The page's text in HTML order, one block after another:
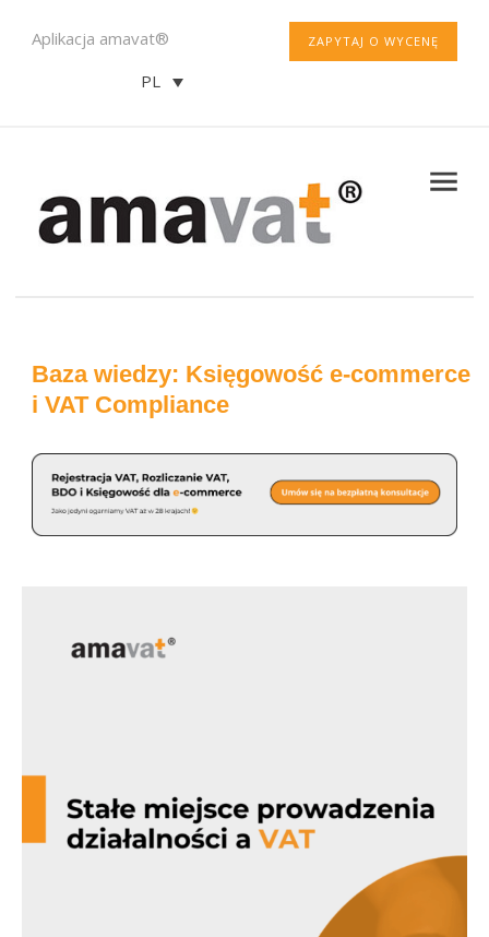
ZAPYTAJ O WYCENĘ
Aplikacja amavat®
PL
Baza wiedzy: Księgowość e-commerce
i VAT Compliance